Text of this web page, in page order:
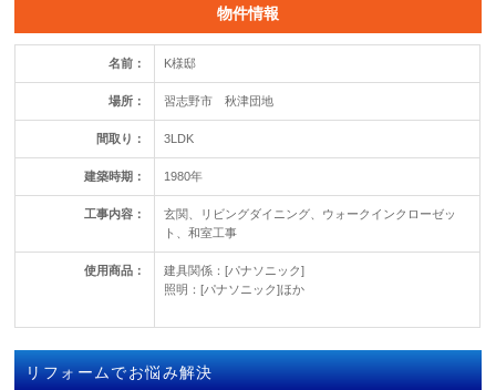
物件情報
名前： K様邸
場所： 習志野市 秋津団地
間取り： 3LDK
建築時期： 1980年
工事内容：
玄関、リビングダイニング、ウォークインクローゼッ
ト、和室工事
使用商品：
建具関係：[パナソニック]
照明：[パナソニック]ほか
リフォームでお悩み解決